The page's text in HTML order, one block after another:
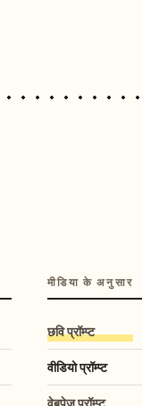
मीडिया के अनुसार
छवि प्रॉम्प्ट
वीडियो प्रॉम्प्ट
वेबपेज प्रॉम्प्ट